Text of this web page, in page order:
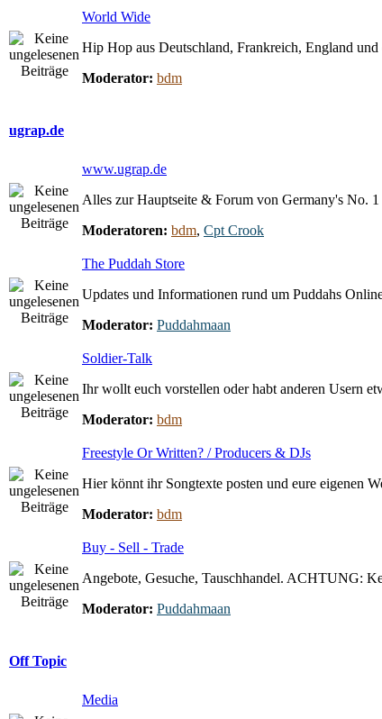
World Wide
Hip Hop aus Deutschland, Frankreich, England und
Moderator: bdm
ugrap.de
www.ugrap.de
Alles zur Hauptseite & Forum von Germany's No.
Moderatoren: bdm, Cpt Crook
The Puddah Store
Updates und Informationen rund um Puddahs
Moderator: Puddahmaan
Soldier-Talk
Ihr wollt euch vorstellen oder habt anderen Usern
Moderator: bdm
Freestyle Or Written? / Producers & DJs
Hier könnt ihr Songtexte posten und eure eigenen
Moderator: bdm
Buy - Sell - Trade
Angebote, Gesuche, Tauschhandel. ACHTUNG:
Moderator: Puddahmaan
Off Topic
Media